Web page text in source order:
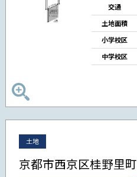
交通
土地面積
小学校区
中学校区
土地
京都市西京区桂野里町